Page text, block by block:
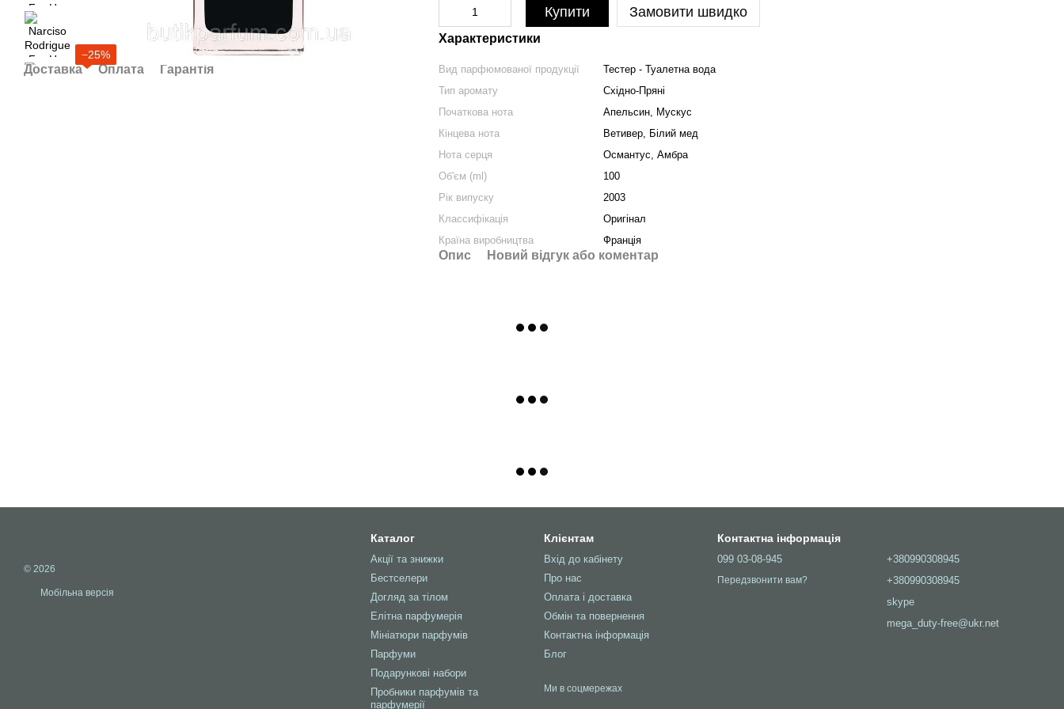
−25%
Доставка Оплата Гарантія
Купити Замовити швидко
Характеристики
Вид парфюмованої продукції
Тестер - Туалетна вода
Тип аромату
Східно-Пряні
Початкова нота
Апельсин, Мускус
Кінцева нота
Ветивер, Білий мед
Нота серця
Османтус, Амбра
Об'єм (ml)
100
Рік випуску
2003
Классифікація
Оригінал
Країна виробництва
Франція
Опис Новий відгук або коментар
© 2026
Мобільна версія
Каталог
Акції та знижки
Бестселери
Догляд за тілом
Елітна парфумерія
Мініатюри парфумів
Парфуми
Подарункові набори
Пробники парфумів та
парфумерії
Клієнтам
Вхід до кабінету
Про нас
Оплата і доставка
Обмін та повернення
Контактна інформація
Блог
Ми в соцмережах
Контактна інформація
099 03-08-945
Передзвонити вам?
+380990308945
+380990308945
skype
mega_duty-free@ukr.net